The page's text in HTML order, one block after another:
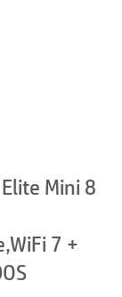
Mini 8
7 +